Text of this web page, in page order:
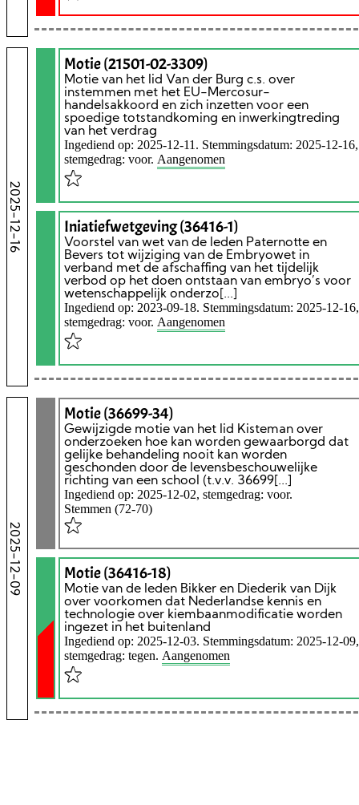
2025-12-16
Motie (21501-02-3309)
Motie van het lid Van der Burg c.s. over
instemmen met het EU-Mercosur-
handelsakkoord en zich inzetten voor een
spoedige totstandkoming en inwerkingtreding
van het verdrag
Ingediend op: 2025-12-11. Stemmingsdatum: 2025-12-16,
stemgedrag: voor. Aangenomen
Iniatiefwetgeving (36416-1)
Voorstel van wet van de leden Paternotte en
Bevers tot wijziging van de Embryowet in
verband met de afschaffing van het tijdelijk
verbod op het doen ontstaan van embryo’s voor
wetenschappelijk onderzo[...]
Ingediend op: 2023-09-18. Stemmingsdatum: 2025-12-16,
stemgedrag: voor. Aangenomen
2025-12-09
Motie (36699-34)
Gewijzigde motie van het lid Kisteman over
onderzoeken hoe kan worden gewaarborgd dat
gelijke behandeling nooit kan worden
geschonden door de levensbeschouwelijke
richting van een school (t.v.v. 36699[...]
Ingediend op: 2025-12-02, stemgedrag: voor.
Stemmen (72-70)
Motie (36416-18)
Motie van de leden Bikker en Diederik van Dijk
over voorkomen dat Nederlandse kennis en
technologie over kiembaanmodificatie worden
ingezet in het buitenland
Ingediend op: 2025-12-03. Stemmingsdatum: 2025-12-09,
stemgedrag: tegen. Aangenomen